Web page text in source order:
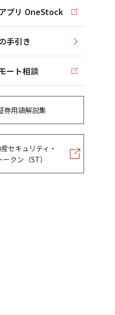
プリ OneStock
手引き
ート相談
券用語解説集
セキュリティ・
ークン（ST）